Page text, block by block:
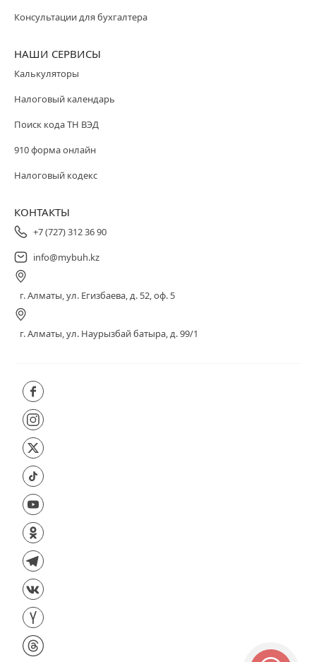
Консультации для бухгалтера
НАШИ СЕРВИСЫ
Калькуляторы
Налоговый календарь
Поиск кода ТН ВЭД
910 форма онлайн
Налоговый кодекс
КОНТАКТЫ
+7 (727) 312 36 90
info@mybuh.kz
г. Алматы, ул. Егизбаева, д. 52, оф. 5
г. Алматы, ул. Наурызбай батыра, д. 99/1